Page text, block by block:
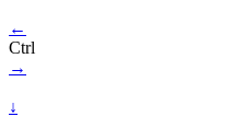
←
Ctrl
→
↓